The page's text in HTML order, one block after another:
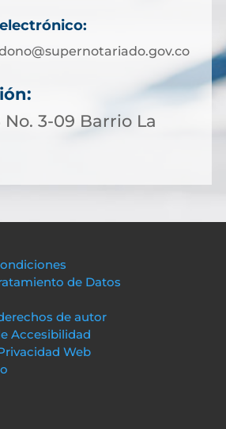
No. 3-09 Barrio La
de Datos
de autor
Accesibilidad
Web